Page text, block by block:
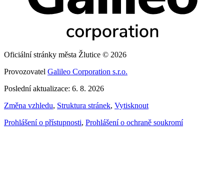
Oficiální stránky města Žlutice © 2026
Provozovatel Galileo Corporation s.r.o.
Poslední aktualizace: 6. 8. 2026
Změna vzhledu, Struktura stránek, Vytisknout
Prohlášení o přístupnosti, Prohlášení o ochraně soukromí